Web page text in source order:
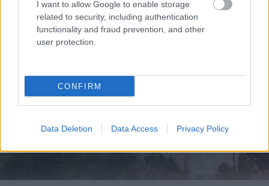
I want to allow Google to enable storage
related to security, including authentication
functionality and fraud prevention, and other
user protection.
CONFIRM
Data Deletion Data Access Privacy Policy
Ελαστικά & Καλοκαίρι: Πώς να ελέγξετε τα λάστιχα
σε 2 λεπτά πριν το ταξίδι